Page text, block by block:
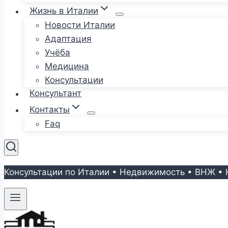
Жизнь в Италии
Новости Италии
Адаптация
Учёба
Медицина
Консультации
Консультант
Контакты
Faq
Консультации по Италии • Недвижимость • ВНЖ •